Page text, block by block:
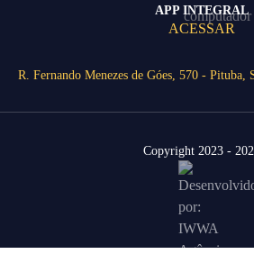
APP INTEGRAL
ACESSAR
R. Fernando Menezes de Góes, 570 -
Copyright 2023 -